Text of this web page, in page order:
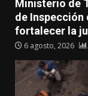
Ministerio de
de Inspección
fortalecer la
6 agosto, 2026